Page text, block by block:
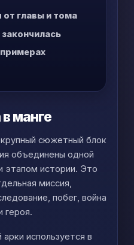
от главы и тома
манге
сюжетный блок
объединены одной
этапом истории. Это
миссия,
побег, война
героя.
используется в